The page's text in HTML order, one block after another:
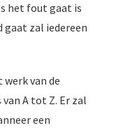
het fout gaat is
gaat zal iedereen
van de
A tot Z. Er zal
een